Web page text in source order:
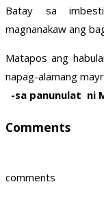
Batay sa
magnanakaw ang
Matapos ang
napag-alamang
-sa panunulat ni
Comments
comments